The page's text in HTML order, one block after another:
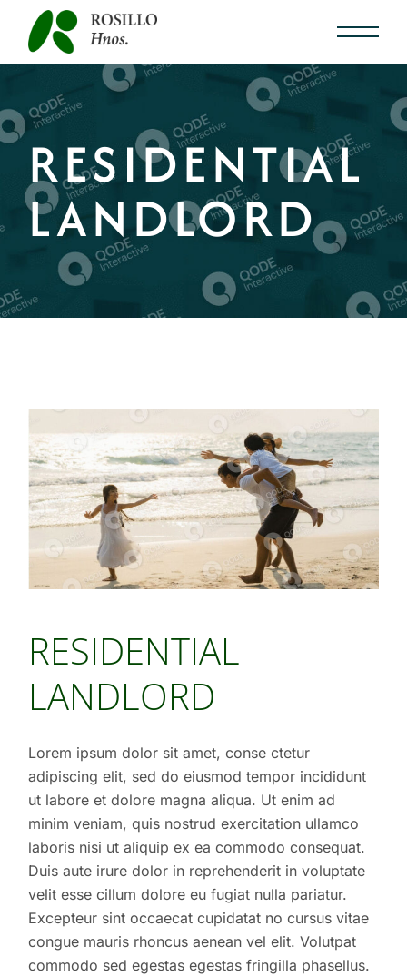
RESIDENTIAL
LANDLORD
RESIDENTIAL
LANDLORD
Lorem ipsum dolor sit amet, conse ctetur
adipiscing elit, sed do eiusmod tempor incididunt
ut labore et dolore magna aliqua. Ut enim ad
minim veniam, quis nostrud exercitation ullamco
laboris nisi ut aliquip ex ea commodo consequat.
Duis aute irure dolor in reprehenderit in voluptate
velit esse cillum dolore eu fugiat nulla pariatur.
Excepteur sint occaecat cupidatat no cursus vitae
congue mauris rhoncus aenean vel elit. Volutpat
commodo sed egestas egestas fringilla phasellus.